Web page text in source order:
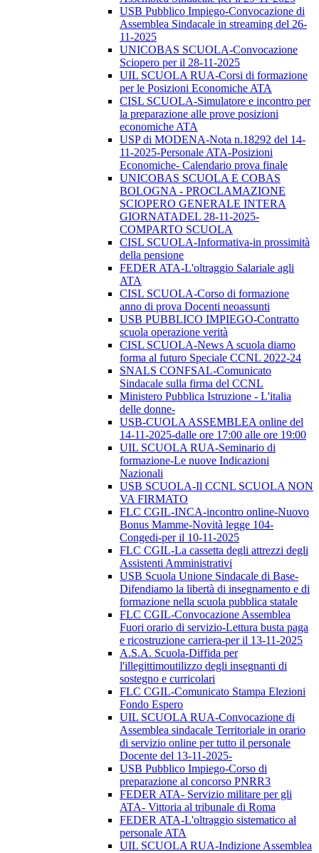
USB Pubblico Impiego-Convocazione di
Assemblea Sindacale in streaming del 26-
11-2025
UNICOBAS SCUOLA-Convocazione
Sciopero per il 28-11-2025
UIL SCUOLA RUA-Corsi di formazione
per le Posizioni Economiche ATA
CISL SCUOLA-Simulatore e incontro per
la preparazione alle prove posizioni
economiche ATA
USP di MODENA-Nota n.18292 del 14-
11-2025-Personale ATA-Posizioni
Economiche- Calendario prova finale
UNICOBAS SCUOLA E COBAS
BOLOGNA - PROCLAMAZIONE
SCIOPERO GENERALE INTERA
GIORNATADEL 28-11-2025-
COMPARTO SCUOLA
CISL SCUOLA-Informativa-in prossimità
della pensione
FEDER ATA-L'oltraggio Salariale agli
ATA
CISL SCUOLA-Corso di formazione
anno di prova Docenti neoassunti
USB PUBBLICO IMPIEGO-Contratto
scuola operazione verità
CISL SCUOLA-News A scuola diamo
forma al futuro Speciale CCNL 2022-24
SNALS CONFSAL-Comunicato
Sindacale sulla firma del CCNL
Ministero Pubblica Istruzione - L'italia
delle donne-
USB-CUOLA ASSEMBLEA online del
14-11-2025-dalle ore 17:00 alle ore 19:00
UIL SCUOLA RUA-Seminario di
formazione-Le nuove Indicazioni
Nazionali
USB SCUOLA-Il CCNL SCUOLA NON
VA FIRMATO
FLC CGIL-INCA-incontro online-Nuovo
Bonus Mamme-Novità legge 104-
Congedi-per il 10-11-2025
FLC CGIL-La cassetta degli attrezzi degli
Assistenti Amministrativi
USB Scuola Unione Sindacale di Base-
Difendiamo la libertà di insegnamento e di
formazione nella scuola pubblica statale
FLC CGIL-Convocazione Assemblea
Fuori orario di servizio-Lettura busta paga
e ricostruzione carriera-per il 13-11-2025
A.S.A. Scuola-Diffida per
l'illegittimoutilizzo degli insegnanti di
sostegno e curricolari
FLC CGIL-Comunicato Stampa Elezioni
Fondo Espero
UIL SCUOLA RUA-Convocazione di
Assemblea sindacale Territoriale in orario
di servizio online per tutto il personale
Docente del 13-11-2025-
USB Pubblico Impiego-Corso di
preparazione al concorso PNRR3
FEDER ATA- Servizio militare per gli
ATA- Vittoria al tribunale di Roma
FEDER ATA-L'oltraggio sistematico al
personale ATA
UIL SCUOLA RUA-Indizione Assemblea